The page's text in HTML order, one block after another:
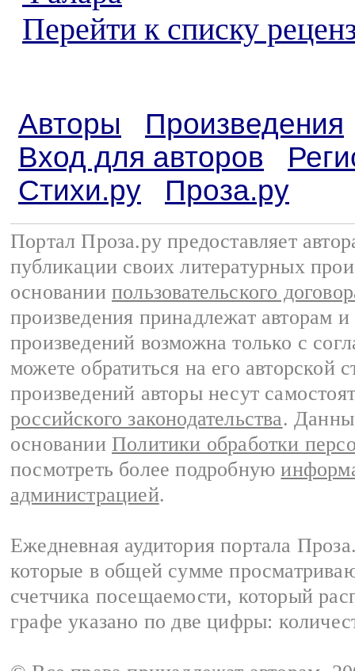
Перейти к списку
Авторы
Произведения
Вход для авторов
Стихи.ру
Проза.ру
Портал Проза.ру предоставляет
публикации своих литературных
основании пользовательского
произведения принадлежат авторам
произведений возможна только с
можете обратиться на его авторской
произведений авторы несут
российского законодательства.
основании Политики обработки
посмотреть более подробную
администрацией.
Ежедневная аудитория портала
которые в общей сумме
счетчика посещаемости, который
графе указано по две цифры: